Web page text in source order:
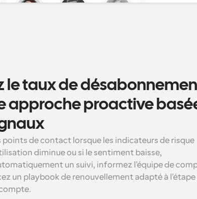
le taux de
approche proactive
points de contact lorsque les indicateurs de risque
diminue ou si le sentiment baisse,
un suivi, informez l'équipe de
un playbook de renouvellement adapté à